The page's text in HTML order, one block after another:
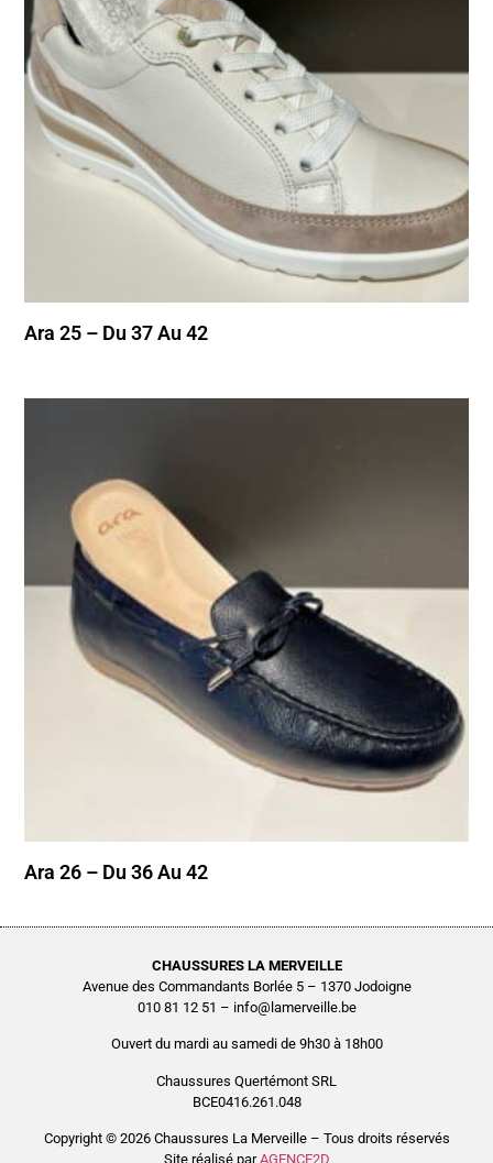
Ara 25 – Du 37 Au 42
Ara 26 – Du 36 Au 42
CHAUSSURES LA MERVEILLE
Avenue des Commandants Borlée 5 – 1370 Jodoigne
010 81 12 51 – info@lamerveille.be
Ouvert du mardi au samedi de 9h30 à 18h00
Chaussures Quertémont SRL
BCE0416.261.048
Copyright © 2026 Chaussures La Merveille – Tous droits réservés
Site réalisé parAGENCE2D